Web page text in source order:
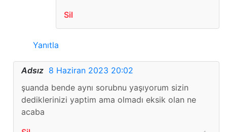
Sil
Yanıtla
Adsız 8 Haziran 2023 20:02
şuanda bende aynı sorubnu yaşıyorum sizin
dediklerinizi yaptim ama olmadı eksik olan ne
acaba